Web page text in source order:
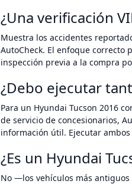
¿Una verificación
Muestra los accidentes
AutoCheck. El enfoque correcto
inspección previa a la compra
¿Debo ejecutar
Para un Hyundai Tucson 2016
de servicio de concesionarios,
información útil. Ejecutar
¿Es un Hyundai
No —los vehículos más